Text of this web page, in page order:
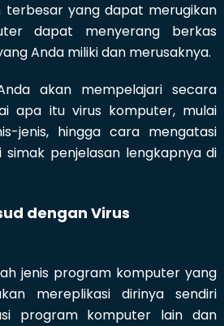
terbesar yang dapat merugikan
dapat menyerang berkas
Anda miliki dan merusaknya.
akan mempelajari secara
apa itu virus komputer, mulai
jenis, hingga cara mengatasi
penjelasan lengkapnya di
dengan Virus
jenis program komputer yang
mereplikasi dirinya sendiri
program komputer lain dan